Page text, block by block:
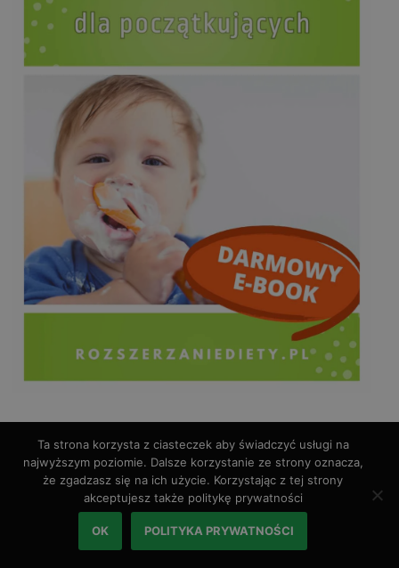
Ostatnie wpisy
Miękkie pulpeciki dla dzieci
Krokieciki warzywne BLW
Ta strona korzysta z ciasteczek aby świadczyć usługi na
najwyższym poziomie. Dalsze korzystanie ze strony oznacza,
że zgadzasz się na ich użycie. Korzystając z tej strony
akceptujesz także politykę prywatności
OK POLITYKA PRYWATNOŚCI